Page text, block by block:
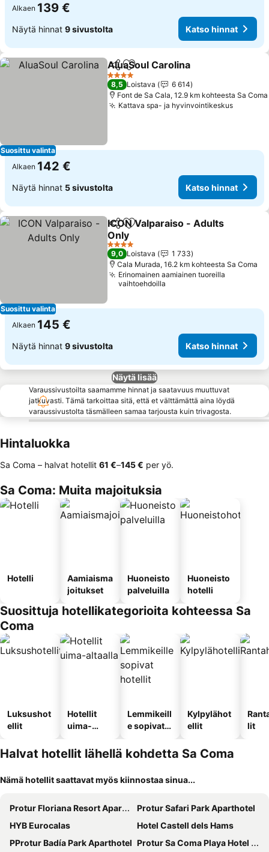
Alkaen 139 €
Näytä hinnat 9 sivustolta Katso hinnat
Suosittu valinta
Jaa Lisää suosikkeihin
AluaSoul Carolina
4 Tähtiluokitus
8,5 Loistava
6 614
Font de Sa Cala, 12.9 km kohteesta Sa Coma
Kattava spa- ja hyvinvointikeskusKatso
Alkaen 142 €
Näytä hinnat 5 sivustolta Katso hinnat
Suosittu valinta
Jaa Lisää suosikkeihin
ICON Valparaiso - Adults
Only
Katso hinnat
4 Tähtiluokitus
9,0 Loistava
1 733
Cala Murada, 16.2 km kohteesta Sa Coma
Erinomainen aamiainen tuoreilla
vaihtoehdoilla
Alkaen 145 €
Näytä hinnat 9 sivustolta Katso hinnat
Näytä lisää
Varaussivustoilta saamamme hinnat ja saatavuus muuttuvat
jatkuvasti. Tämä tarkoittaa sitä, että et välttämättä aina löydä
varaussivustolta täsmälleen samaa tarjousta kuin trivagosta.
Hintaluokka
Sa Coma – halvat hotellit ‎61 €–‎145 € per yö.
Sa Coma: Muita majoituksia
Hotelli
Aamiaisma
joitukset
Huoneisto
palveluilla
Huoneisto
hotelli
Suosittuja hotellikategorioita kohteessa Sa
Coma
Luksushot
ellit
Hotellit
uima-
Lemmikeill
e sopivat
Kylpylähot
ellit
lit
Halvat hotellit lähellä kohdetta Sa Coma
Nämä hotellit saattavat myös kiinnostaa sinua...
Protur Floriana Resort Aparthotel
Protur Safari Park Aparthotel
HYB Eurocalas
Hotel Castell dels Hams
PProtur Badía Park Aparthotel Protur Sa Coma Playa Hotel & Spa